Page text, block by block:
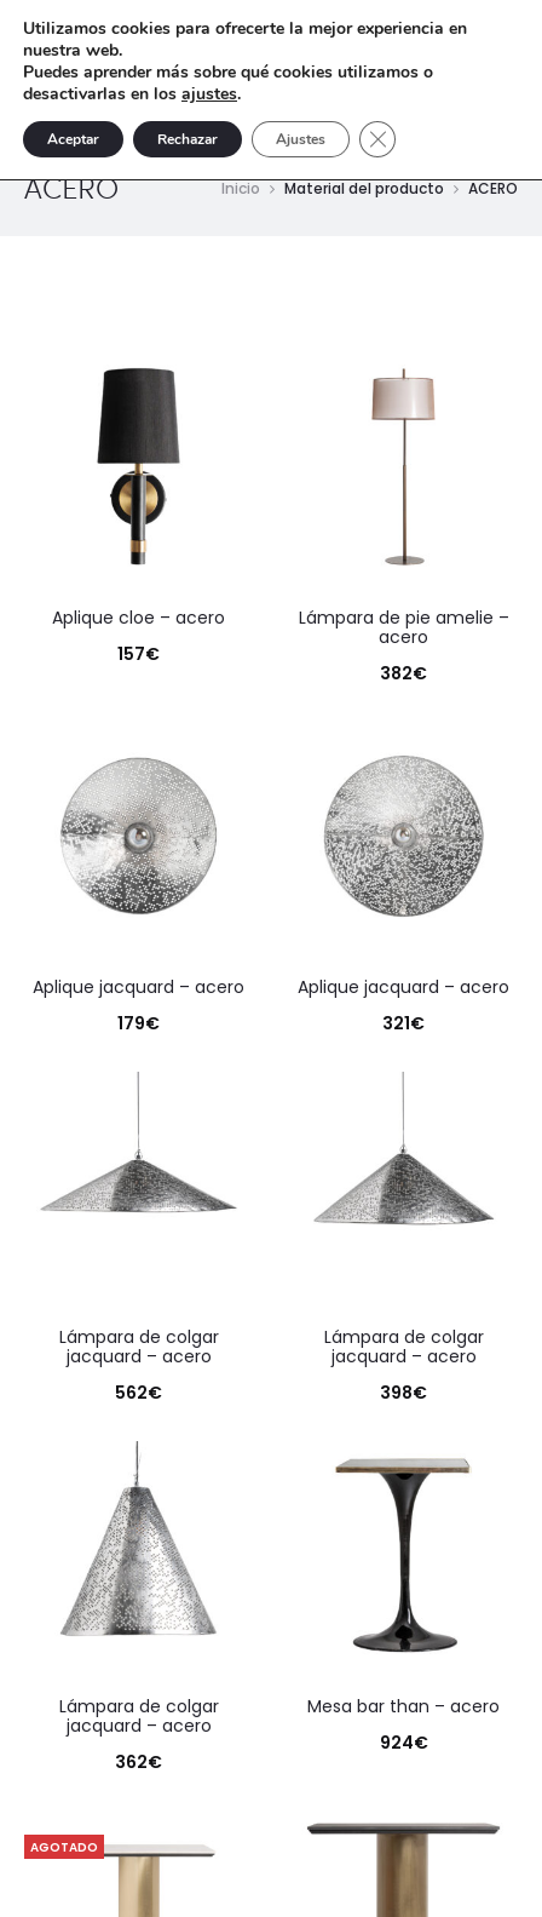
ACERO Inicio Material del producto ACERO
aplique cloe – acero
157€
lámpara de pie amelie –
acero
382€
aplique jacquard – acero
179€
aplique jacquard – acero
321€
lámpara de colgar
jacquard – acero
562€
lámpara de colgar
jacquard – acero
398€
lámpara de colgar
jacquard – acero
362€
mesa bar than – acero
924€
AGOTADO
Utilizamos cookies para ofrecerte la mejor experiencia en
nuestra web.
Puedes aprender más sobre qué cookies utilizamos o
desactivarlas en los ajustes.
Aceptar Rechazar Ajustes Cerrar el banner de